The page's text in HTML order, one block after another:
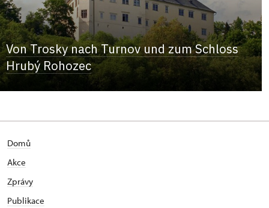
Von Trosky nach Turnov und zum Schloss
Hrubý Rohozec
Domů
Akce
Zprávy
Publikace